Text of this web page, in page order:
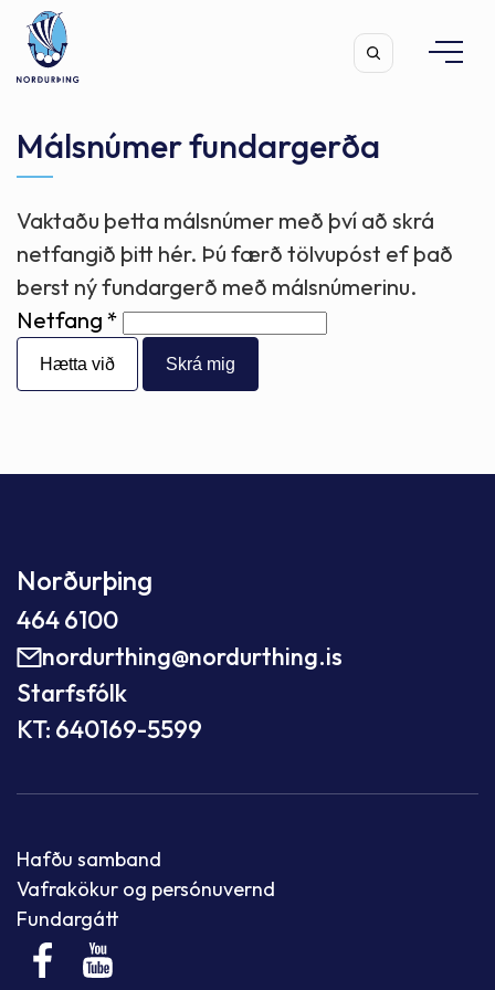
Leita
Málsnúmer fundargerða
Vaktaðu þetta málsnúmer með því að skrá
netfangið þitt hér. Þú færð tölvupóst ef það
berst ný fundargerð með málsnúmerinu.
Netfang
Hætta við
Norðurþing
464 6100
nordurthing@nordurthing.is
Starfsfólk
KT: 640169-5599
Hafðu samband
Vafrakökur og persónuvernd
Fundargátt